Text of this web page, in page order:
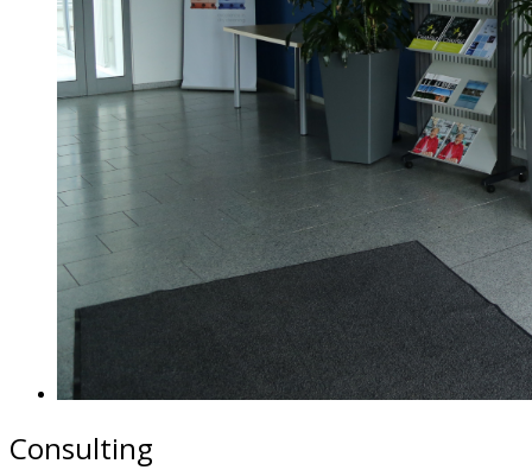
Consulting